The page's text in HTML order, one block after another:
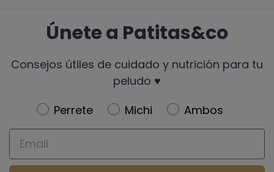
Únete a Patitas&co
Consejos útiles de cuidado y nutrición para tu
peludo ♥️
Newsletter
Perrete Michi
Ambos
Email